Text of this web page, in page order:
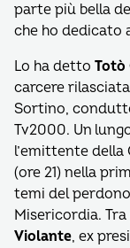
parte più bella
che ho dedicato
Lo ha detto Totò
carcere
Sortino,
Tv2000. Un
l’emittente
(ore 21) nella
temi del
Misericordia.
Violante, ex